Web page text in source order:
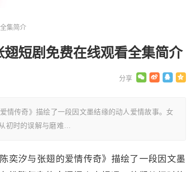
集简介
翅短剧免费在线观看全集简介
情传奇》描绘了一段因文墨结缘的动人爱情故事。女
初时的误解与磨难…
奕汐与张翅的爱情传奇》描绘了一段因文墨